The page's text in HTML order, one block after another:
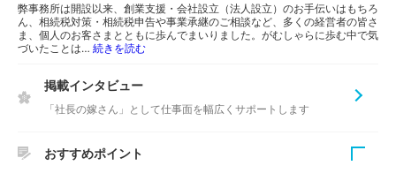
弊事務所は開設以来、創業支援・会社設立（法人設立）のお手伝いはもちろ
ん、相続税対策・相続税申告や事業承継のご相談など、多くの経営者の皆さ
ま、個人のお客さまとともに歩んでまいりました。がむしゃらに歩む中で気
づいたことは… 続きを読む
掲載インタビュー
「社長の嫁さん」として仕事面を幅広くサポートします
おすすめポイント